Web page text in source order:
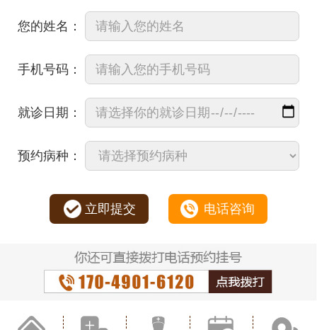
您的姓名：
手机号码：
就诊日期：
预约病种：
立即提交 电话咨询